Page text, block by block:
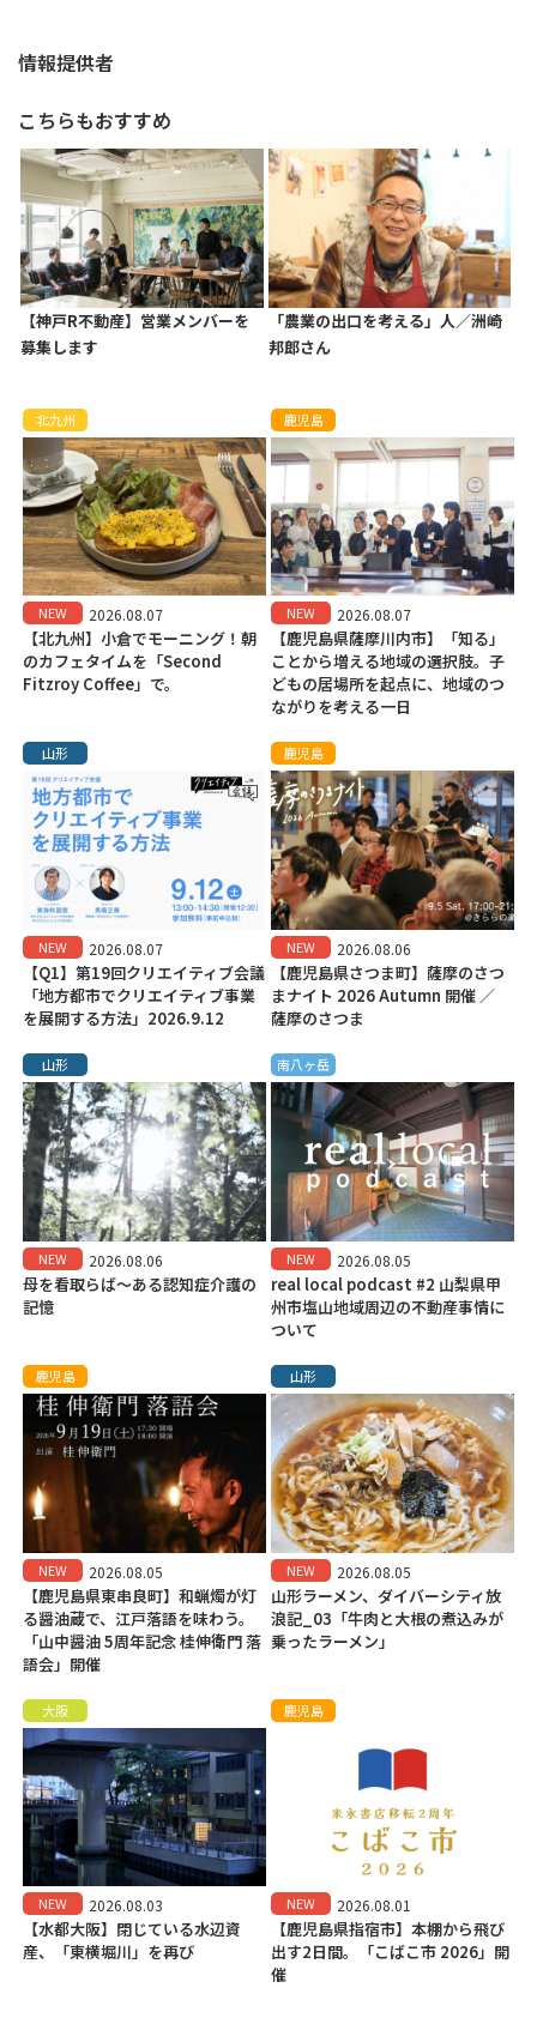
情報提供者
こちらもおすすめ
【神戸R不動産】営業メンバーを
募集します
「農業の出口を考える」人／洲崎
邦郎さん
北九州
NEW 2026.08.07
【北九州】小倉でモーニング！朝
のカフェタイムを「Second
Fitzroy Coffee」で。
鹿児島
NEW 2026.08.07
【鹿児島県薩摩川内市】「知る」
ことから増える地域の選択肢。子
どもの居場所を起点に、地域のつ
ながりを考える一日
山形
NEW 2026.08.07
【Q1】第19回クリエイティブ会議
「地方都市でクリエイティブ事業
を展開する方法」2026.9.12
鹿児島
NEW 2026.08.06
【鹿児島県さつま町】薩摩のさつ
まナイト 2026 Autumn 開催 ／
薩摩のさつま
山形
NEW 2026.08.06
母を看取らば～ある認知症介護の
記憶
南八ヶ岳
NEW 2026.08.05
real local podcast #2 山梨県甲
州市塩山地域周辺の不動産事情に
ついて
鹿児島
NEW 2026.08.05
【鹿児島県東串良町】和蝋燭が灯
る醤油蔵で、江戸落語を味わう。
「山中醤油 5周年記念 桂伸衛門 落
語会」開催
山形
NEW 2026.08.05
山形ラーメン、ダイバーシティ放
浪記_03「牛肉と大根の煮込みが
乗ったラーメン」
大阪
NEW 2026.08.03
【水都大阪】閉じている水辺資
産、「東横堀川」を再び
鹿児島
NEW 2026.08.01
【鹿児島県指宿市】本棚から飛び
出す2日間。「こばこ市 2026」開
催